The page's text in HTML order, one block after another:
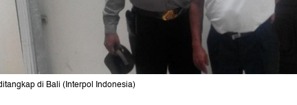
di Bali (Interpol Indonesia)